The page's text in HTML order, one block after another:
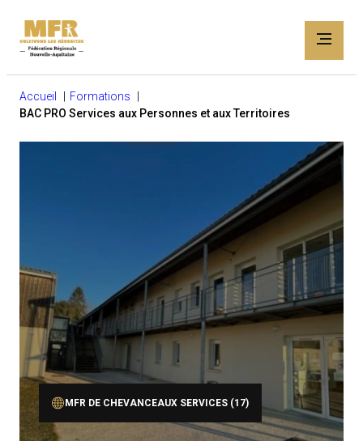
Accueil
Formations
BAC PRO Services aux Personnes et aux Territoires
MFR DE CHEVANCEAUX SERVICES (17)